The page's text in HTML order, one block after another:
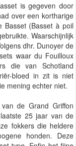
is gegeven door
over een kortharige
Basset (Basset à poil
Waarschijnlijk
dhr. Dunoyer de
waar du Fouilloux
die van Schotland
bloed in zit is niet
mening echter niet.
de Grand Griffon
25 jaar van de
fokkers die heldere
honden. Deze